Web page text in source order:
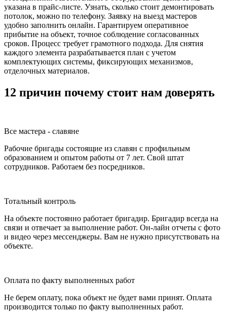
указана в прайс-листе. Узнать, сколько стоит демонтировать
потолок, можно по телефону. Заявку на выезд мастеров
удобно заполнить онлайн. Гарантируем оперативное
прибытие на объект, точное соблюдение согласованных
сроков. Процесс требует грамотного подхода. Для снятия
каждого элемента разрабатывается план с учетом
комплектующих системы, фиксирующих механизмов,
отделочных материалов.
12 причин почему стоит нам доверять
Все мастера - славяне
Рабочие бригады состоящие из славян с профильным
образованием и опытом работы от 7 лет. Свой штат
сотрудников. Работаем без посредников.
Тотальный контроль
На объекте постоянно работает бригадир. Бригадир всегда на
связи и отвечает за выполнение работ. Он-лайн отчеты с фото
и видео через мессенджеры. Вам не нужно присутствовать на
объекте.
Оплата по факту выполненных работ
Не берем оплату, пока объект не будет вами принят. Оплата
производится только по факту выполненных работ.